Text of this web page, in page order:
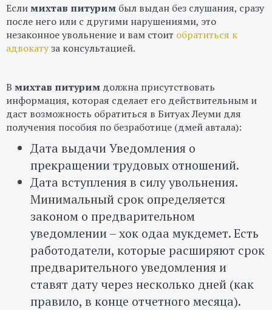
Еслимихтав питурим был выдан без слушания, сразу
после него или с другими нарушениями, это
незаконное увольнение и вам стоит обратиться к
адвокатуза консультацией.
В михтав питурим должна присутствовать
информация, которая сделает его действительным и
даст возможность обратиться в Битуах Леуми для
получения пособия по безработице (дмей автала):
Дата выдачи Уведомления о
прекращении трудовых отношений.
Дата вступления в силу увольнения.
Минимальный срок определяется
законом о предварительном
уведомлении – хок одаа мукдемет. Есть
работодатели, которые расширяют срок
предварительного уведомления и
ставят дату через несколько дней (как
правило, в конце отчетного месяца).